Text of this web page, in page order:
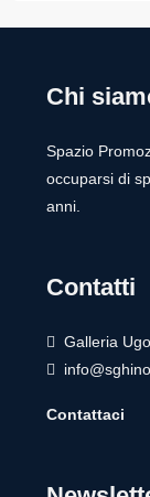
Chi
Spazio
occuparsi di
anni.
Contatti
Galleria
Contattaci